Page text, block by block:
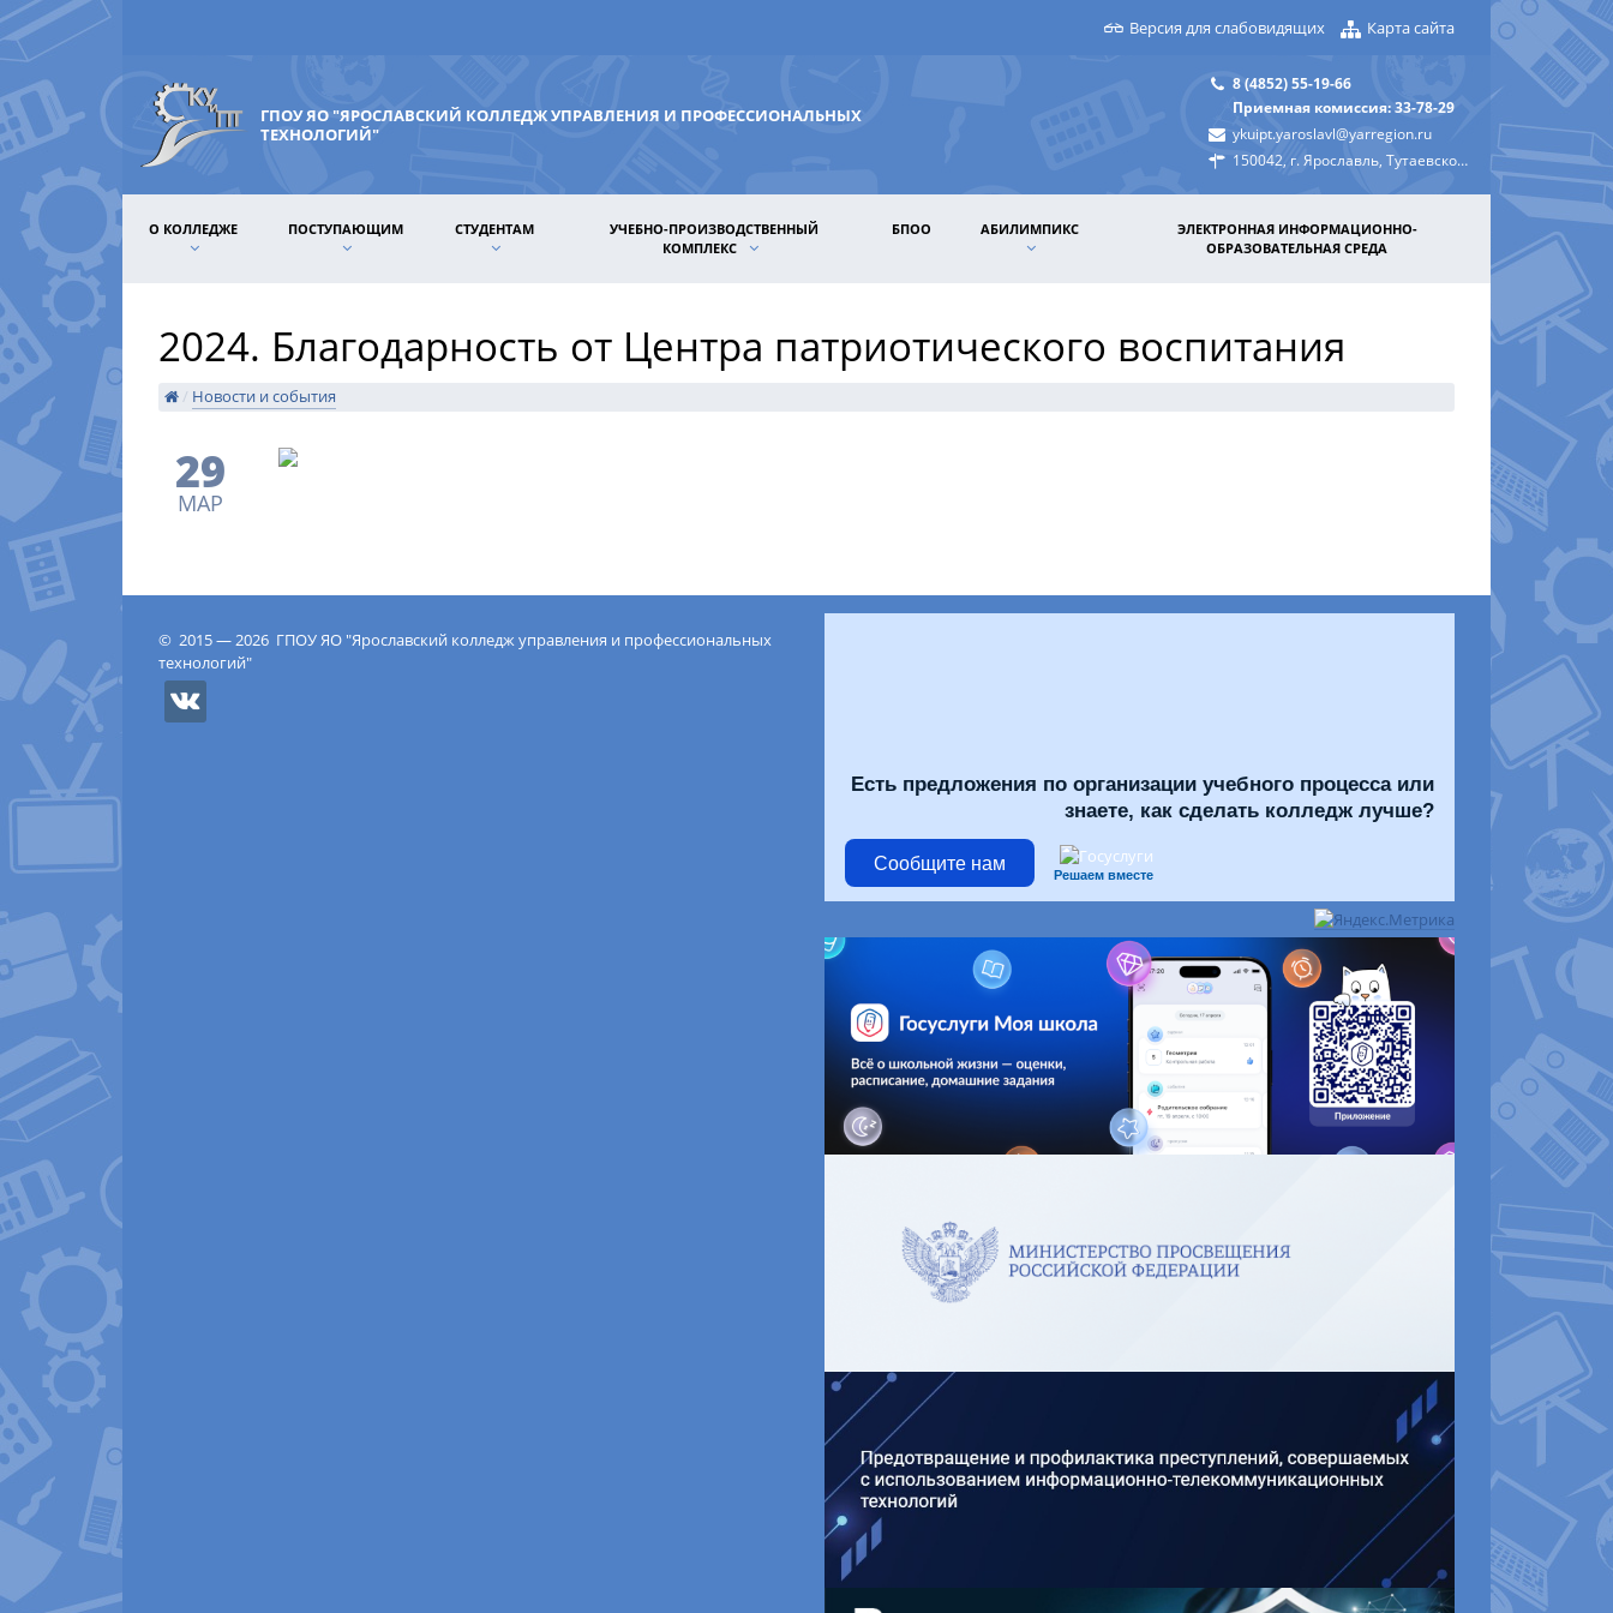
Версия для слабовидящих Карта сайта
ГПОУ ЯО "ЯРОСЛАВСКИЙ КОЛЛЕДЖ УПРАВЛЕНИЯ И ПРОФЕССИОНАЛЬНЫХ
ТЕХНОЛОГИЙ"
8 (4852) 55-19-66
Приемная комиссия: 33-78-29
ykuipt.yaroslavl@yarregion.ru
150042, г. Ярославль, Тутаевское шоссе, д. 31а
О КОЛЛЕДЖЕ ПОСТУПАЮЩИМ СТУДЕНТАМ
УЧЕБНО-ПРОИЗВОДСТВЕННЫЙ
КОМПЛЕКС
БПОО АБИЛИМПИКС
ЭЛЕКТРОННАЯ ИНФОРМАЦИОННО-
ОБРАЗОВАТЕЛЬНАЯ СРЕДА
2024. Благодарность от Центра патриотического воспитания
/ Новости и события
29
МАР
© 2015 — 2026 ГПОУ ЯО "Ярославский колледж управления и профессиональных
технологий"
Есть предложения по организации учебного процесса или
знаете, как сделать колледж лучше?
Сообщите нам
Решаем вместе